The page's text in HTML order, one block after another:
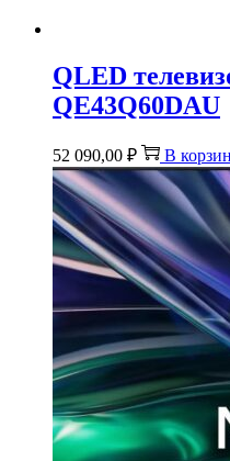
QLED
QE43Q60DAU
52 090,00 ₽ В